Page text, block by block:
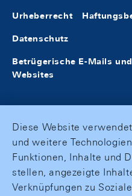
Urheberrecht
Datenschutz
Betrügerische E-Mails
Websites
Diese Website
und weitere
Funktionen, Inhalte und
stellen, angezeigte
Verknüpfungen zu